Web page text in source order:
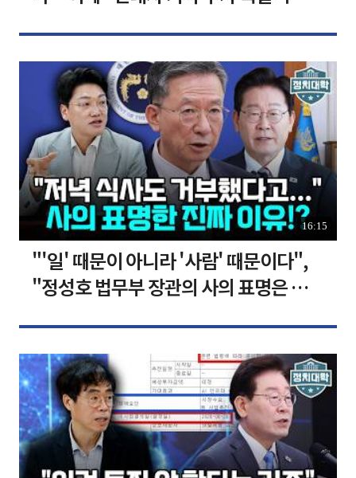
16:15
"'일' 때문이 아니라 '사람' 때문이다",
"정성호 법무부 장관의 사의 표명은 이재